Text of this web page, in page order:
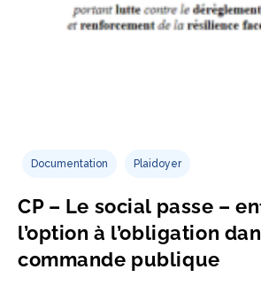
Documentation Plaidoyer
CP – Le social passe –
l’option à l’obligation
commande publique